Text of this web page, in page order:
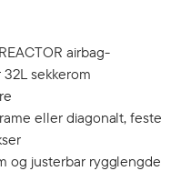
airbag-
sekkerom
eller diagonalt, feste
og justerbar rygglengde